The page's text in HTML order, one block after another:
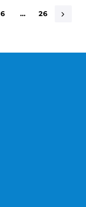
6 … 26